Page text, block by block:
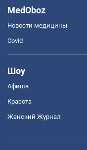
MedOboz
Новости медицины
Covid
Шоу
Афиша
Красота
Женский Журнал